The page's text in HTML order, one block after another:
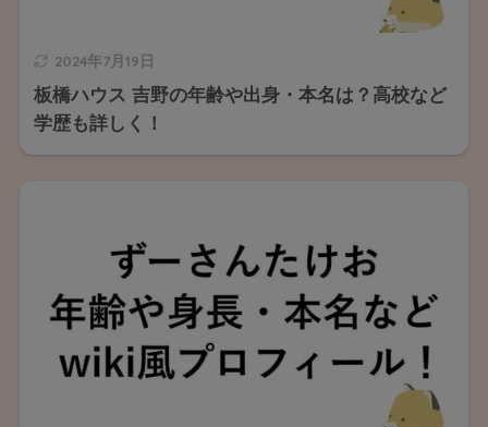
2024年7月19日
板橋ハウス 吉野の年齢や出身・本名は？高校など
学歴も詳しく！